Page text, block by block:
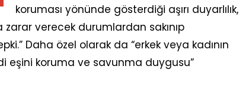
koruması yönünde gösterdiği aşırı duyarlılık,
verecek durumlardan sakınıp
Daha özel olarak da “erkek veya kadının
eşini koruma ve savunma duygusu”